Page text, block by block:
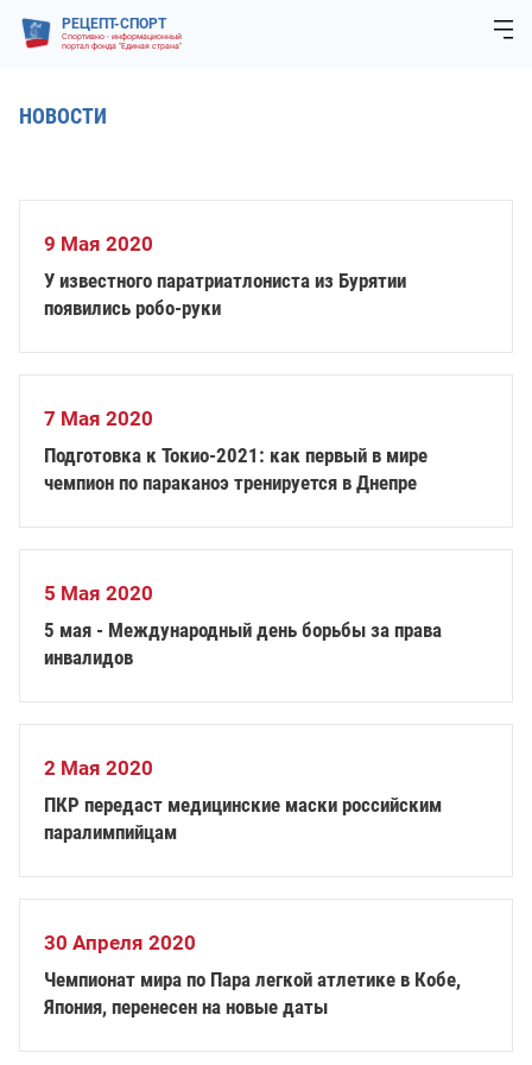
РЕЦЕПТ-СПОРТ
Спортивно - информационный
портал фонда "Единая страна"
НОВОСТИ
9 Мая 2020
У известного паратриатлониста из Бурятии
появились робо-руки
7 Мая 2020
Подготовка к Токио-2021: как первый в мире
чемпион по параканоэ тренируется в Днепре
5 Мая 2020
5 мая - Международный день борьбы за права
инвалидов
2 Мая 2020
ПКР передаст медицинские маски российским
паралимпийцам
30 Апреля 2020
Чемпионат мира по Пара легкой атлетике в Кобе,
Япония, перенесен на новые даты